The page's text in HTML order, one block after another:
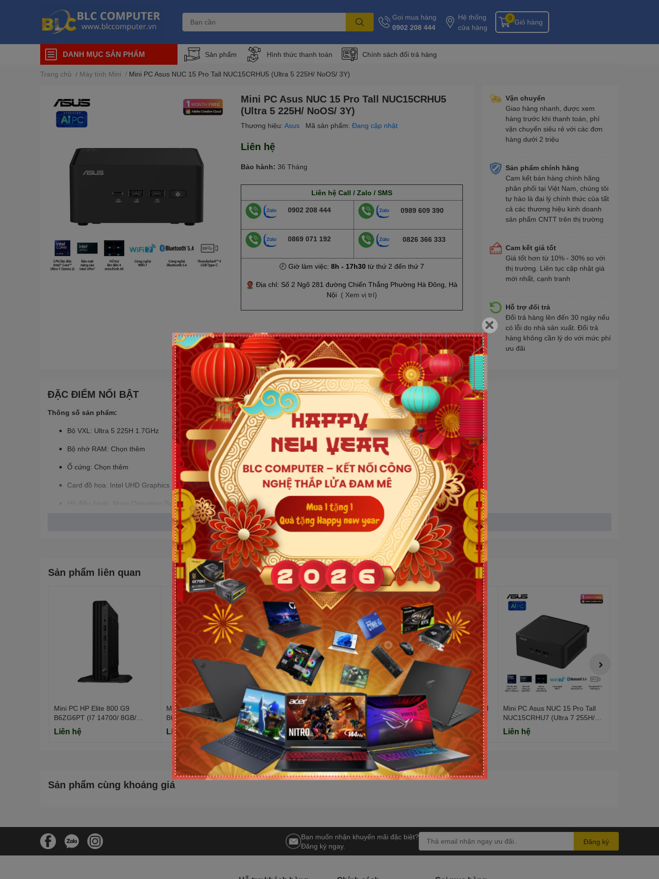
Gọi mua hàng
0902 208 444
Hệ thống
cửa hàng
Giỏ hàng
0
DANH MỤC SẢN PHẨM Sản phẩm Hình thức thanh toán Chính sách đổi trả hàng
Trang chủ / Máy tính Mini / Mini PC Asus NUC 15 Pro Tall NUC15CRHU5 (Ultra 5 225H/ NoOS/ 3Y)
Mini PC Asus NUC 15 Pro Tall NUC15CRHU5
(Ultra 5 225H/ NoOS/ 3Y)
Thương hiệu:Asus Mã sản phẩm:Đang cập nhật
Liên hệ
Bảo hành: 36 Tháng
Liên hệ Call / Zalo / SMS
0902 208 444 0989 609 390
0869 071 192 0826 366 333
🕗 Giờ làm việc:8h - 17h30 từ thứ 2 đến thứ 7
Địa chỉ: Số 2 Ngõ 281 đường Chiến Thắng Phường Hà Đông, Hà
Nội ( Xem vị trí)
Vận chuyển
Giao hàng nhanh, được xem
hàng trước khi thanh toán, phí
vận chuyển siêu rẻ với các đơn
hàng dưới 2 triệu
Sản phẩm chính hãng
Cam kết bán hàng chính hãng
phân phối tại Việt Nam, chúng tôi
tự hào là đại lý chính thức của tất
cả các thương hiệu kinh doanh
sản phẩm CNTT trên thị trường
Cam kết giá tốt
Giá tốt hơn từ 10% - 30% so với
thị trường. Liên tục cập nhật giá
mới nhất, cạnh tranh
Hỗ trợ đổi trả
Đổi trả hàng lên đến 30 ngày nếu
có lỗi do nhà sản xuất. Đổi trả
hàng không cần lý do với mức phí
ưu đãi
ĐẶC ĐIỂM NỔI BẬT
Thông số sản phẩm:
Bộ VXL: Ultra 5 225H 1.7GHz
Bộ nhớ RAM: Chọn thêm
Ổ cứng: Chọn thêm
Card đồ họa: Intel UHD Graphics
Hệ điều hành: None Operating System
Xem thêm
Sản phẩm liên quan
Mini PC HP Elite 800 G9
B6ZG6PT (I7 14700/ 8GB/
512GB SSD/ Win11/ 3Y)
Liên hệ
Mini PC HP Elite 800 G9
B6ZG2PT (I5 14500/ 8GB/
512GB SSD/ Win11/ 3Y)
Liên hệ
Mini PC Asus NUC 13 Pro Tall
NUC13ANHI7 (i7 1360P/ NoOS/
3Y)
Liên hệ
Mini PC Asus NUC 14 Essential
NUC14MNK97 (Intel N97/
NoOS/ 3Y)
Liên hệ
Mini PC Asus NUC 15 Pro Tall
NUC15CRHU7 (Ultra 7 255H/
NoOS/ 3Y)
Liên hệ
Sản phẩm cùng khoảng giá
Bạn muốn nhận khuyến mãi đặc biệt?
Đăng ký ngay.
Đăng ký